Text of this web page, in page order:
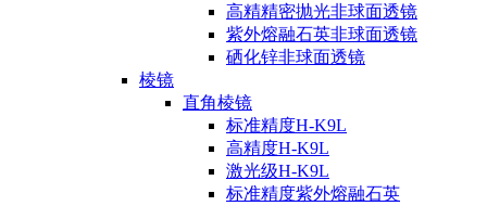
高精精密抛光非球面透镜
紫外熔融石英非球面透镜
硒化锌非球面透镜
棱镜
直角棱镜
标准精度H-K9L
高精度H-K9L
激光级H-K9L
标准精度紫外熔融石英